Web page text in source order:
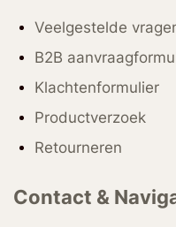
Veelgestelde
B2B
Klachtenformulier
Productverzoek
Retourneren
Contact &